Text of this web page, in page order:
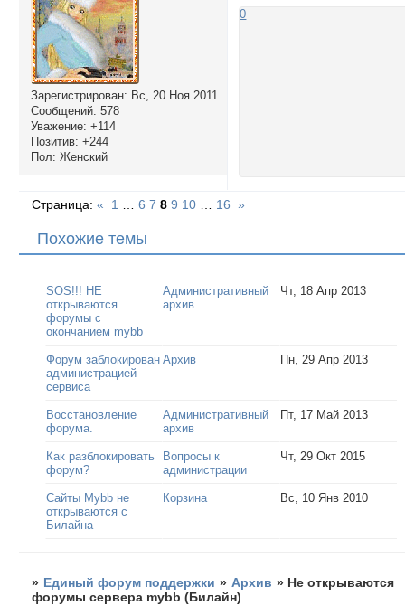
Зарегистрирован: Вс, 20 Ноя 2011
Сообщений: 578
Уважение: +114
Позитив: +244
Пол: Женский
0
Страница:« 1 6 7 8 9 10 16 »
Похожие темы
SOS!!! НЕ
открываются
форумы с
окончанием mybb
Административный
архив
Чт, 18 Апр 2013
Форум заблокирован
администрацией
сервиса
Архив Пн, 29 Апр 2013
Восстановление
форума.
Административный
архив
Пт, 17 Май 2013
Как разблокировать
форум?
Вопросы к
администрации
Чт, 29 Окт 2015
Сайты Mybb не
открываются с
Билайна
Корзина Вс, 10 Янв 2010
» Единый форум поддержки » Архив » Не открываются
форумы сервера mybb (Билайн)